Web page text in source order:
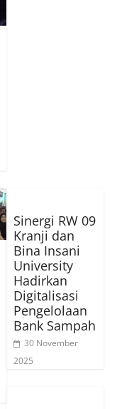
Sinergi RW 09
Kranji dan
Bina Insani
University
Hadirkan
Digitalisasi
Pengelolaan
Bank Sampah
30 November
2025